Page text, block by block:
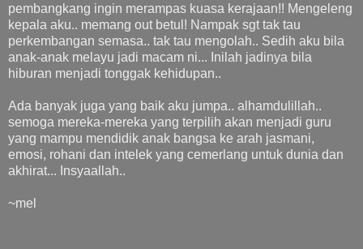
pembangkang ingin merampas kuasa kerajaan!! Mengeleng
kepala aku.. memang out betul! Nampak sgt tak tau
perkembangan semasa.. tak tau mengolah.. Sedih aku bila
anak-anak melayu jadi macam ni... Inilah jadinya bila
hiburan menjadi tonggak kehidupan..
Ada banyak juga yang baik aku jumpa.. alhamdulillah..
semoga mereka-mereka yang terpilih akan menjadi guru
yang mampu mendidik anak bangsa ke arah jasmani,
emosi, rohani dan intelek yang cemerlang untuk dunia dan
akhirat... Insyaallah..
~mel